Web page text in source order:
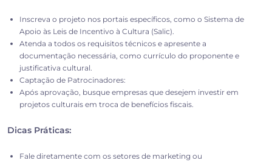
Inscreva o projeto nos portais específicos, como o Sistema de
Apoio às Leis de Incentivo à Cultura (Salic).
Atenda a todos os requisitos técnicos e apresente a
documentação necessária, como currículo do proponente e
justificativa cultural.
Captação de Patrocinadores:
Após aprovação, busque empresas que desejem investir em
projetos culturais em troca de benefícios fiscais.
Dicas Práticas:
Fale diretamente com os setores de marketing ou